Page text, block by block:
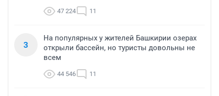
47 224 11
3
На популярных у жителей Башкирии озерах
открыли бассейн, но туристы довольны не
всем
44 546 11